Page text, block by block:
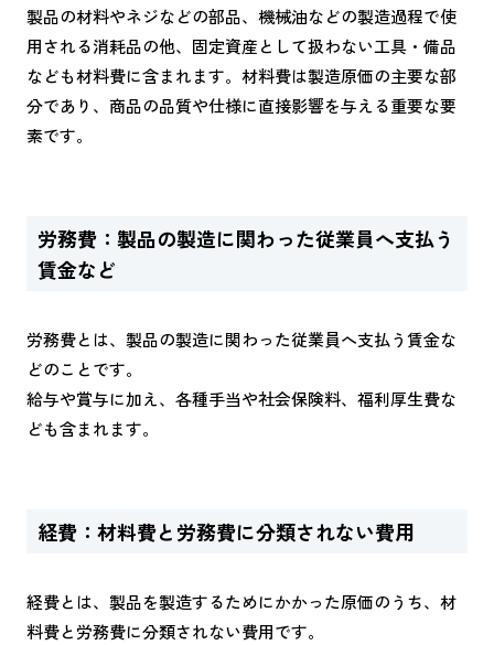
製品の材料やネジなどの部品、機械油などの製造過程で使
用される消耗品の他、固定資産として扱わない工具・備品
なども材料費に含まれます。材料費は製造原価の主要な部
分であり、商品の品質や仕様に直接影響を与える重要な要
素です。
労務費：製品の製造に関わった従業員へ支払う
賃金など
労務費とは、製品の製造に関わった従業員へ支払う賃金な
どのことです。
給与や賞与に加え、各種手当や社会保険料、福利厚生費な
ども含まれます。
経費：材料費と労務費に分類されない費用
経費とは、製品を製造するためにかかった原価のうち、材
料費と労務費に分類されない費用です。